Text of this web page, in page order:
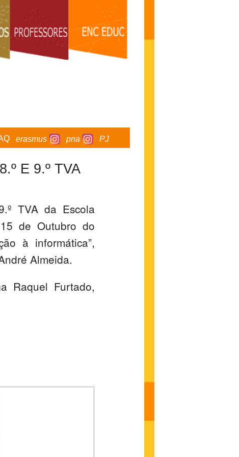
erasmus pna PJ
E 9.º TVA
TVA da Escola
de Outubro do
à informática”,
Almeida.
Raquel Furtado,